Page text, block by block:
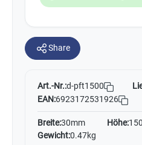
Share
Art.-Nr.:d-pft1500
EAN:6923172531926
Breite:30mm Höhe:
Gewicht:0.47kg